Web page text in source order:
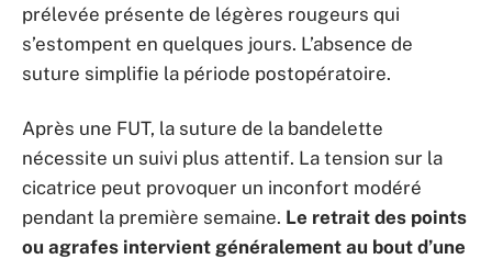
prélevée présente de légères rougeurs qui
s’estompent en quelques jours. L’absence de
suture simplifie la période postopératoire.
Après une FUT, la suture de la bandelette
nécessite un suivi plus attentif. La tension sur la
cicatrice peut provoquer un inconfort modéré
pendant la première semaine. Le retrait des points
ou agrafes intervient généralement au bout d’une